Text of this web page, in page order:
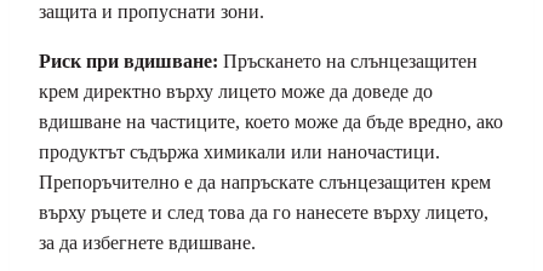
защита и пропуснати зони.
Риск при вдишване: Пръскането на слънцезащитен
крем директно върху лицето може да доведе до
вдишване на частиците, което може да бъде вредно, ако
продуктът съдържа химикали или наночастици.
Препоръчително е да напръскате слънцезащитен крем
върху ръцете и след това да го нанесете върху лицето,
за да избегнете вдишване.